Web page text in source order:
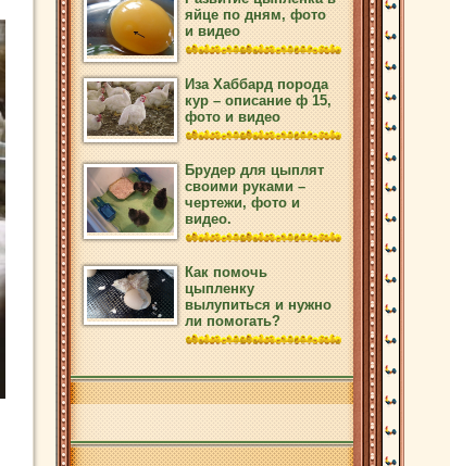
яйце по дням, фото
и видео
Иза Хаббард порода
кур – описание ф 15,
фото и видео
Брудер для цыплят
своими руками –
чертежи, фото и
видео.
Как помочь
цыпленку
вылупиться и нужно
ли помогать?